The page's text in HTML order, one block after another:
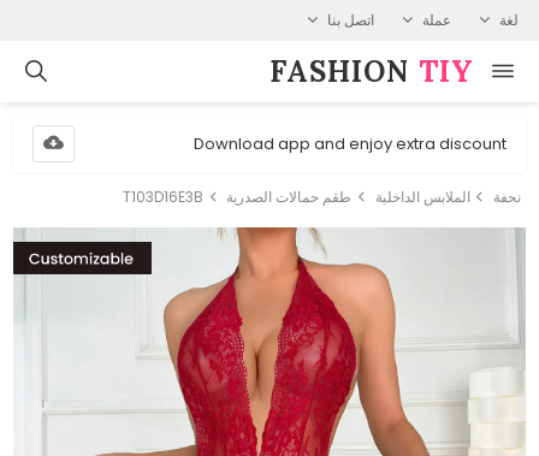
لغة عملة اتصل بنا
FASHION⁠ TIY
Download app and enjoy extra discount
نحفة الملابس الداخلية طقم حمالات الصدرية T103D16E3B